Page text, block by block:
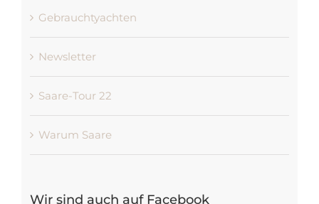
Gebrauchtyachten
Newsletter
Saare-Tour 22
Warum Saare
Wir sind auch auf Facebook